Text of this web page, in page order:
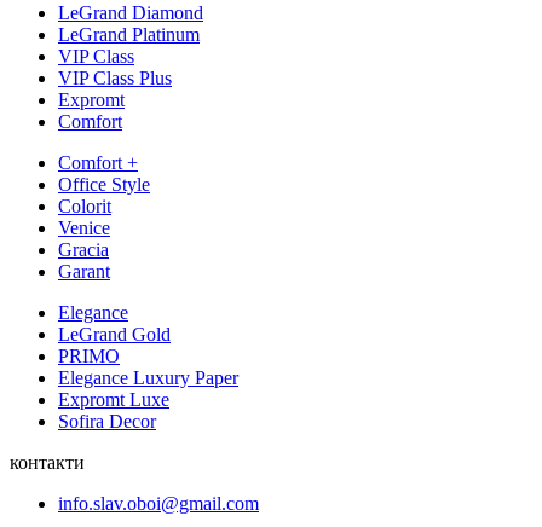
LeGrand Diamond
LeGrand Platinum
VIP Class
VIP Class Plus
Expromt
Comfort
Comfort +
Office Style
Colorit
Venice
Gracia
Garant
Elegance
LeGrand Gold
PRIMO
Elegance Luxury Paper
Expromt Luxe
Sofira Decor
контакти
info.slav.oboi@gmail.com